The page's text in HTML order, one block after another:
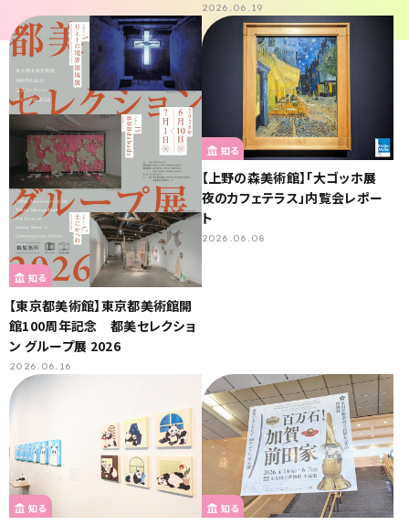
2026.06.19
知る
【東京都美術館】東京都美術館開
館100周年記念 都美セレクショ
ン グループ展 2026
2026.06.16
知る
【上野の森美術館】「大ゴッホ展
夜のカフェテラス」内覧会レポー
ト
2026.06.08
知る 知る